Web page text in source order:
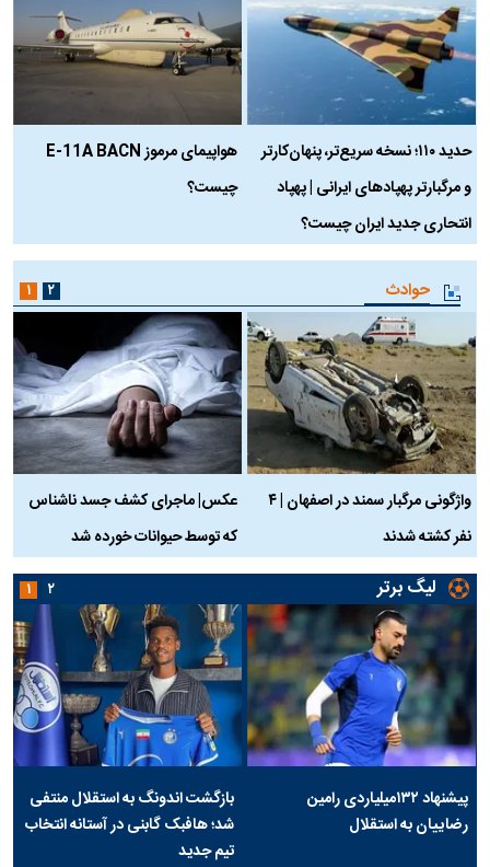
حدید ۱۱۰؛ نسخه سریع‌تر، پنهان‌کارتر
و مرگبارتر پهپادهای ایرانی | پهپاد
انتحاری جدید ایران چیست؟
هواپیمای مرموز E-11A BACN
چیست؟
حوادث
واژگونی مرگبار سمند در اصفهان | ۴
نفر کشته شدند
عکس| ماجرای کشف جسد ناشناس
که توسط حیوانات خورده شد
۱ ۲
لیگ برتر
پیشنهاد ۱۳۲میلیاردی رامین
رضاییان به استقلال
بازگشت اندونگ به استقلال منتفی
شد؛ هافبک گابنی در آستانه انتخاب
تیم جدید
۱ ۲